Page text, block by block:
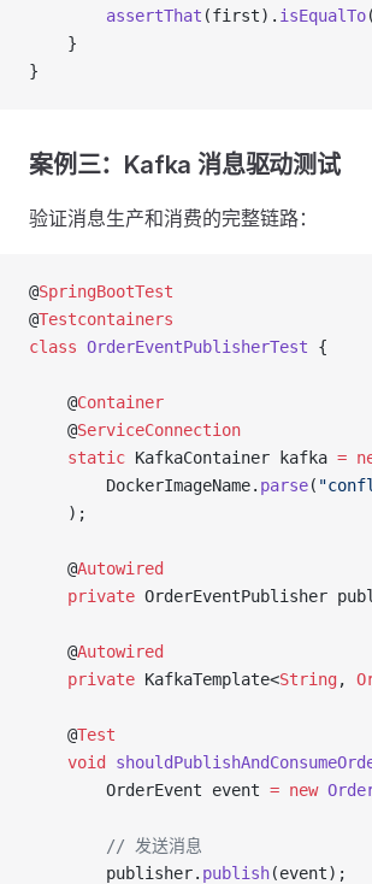
        assertThat
(first). isEqualTo
    }
}
案例三：Kafka 消息驱动测试
验证消息生产和消费的完整链路：
@SpringBootTest
@Testcontainers
class OrderEventPublisherTest {
    @
Container
    @
ServiceConnection
    static
KafkaContainer kafka =
        DockerImageName.
parse(
    );
    @
Autowired
    private
OrderEventPublisher
    @
Autowired
    private
KafkaTemplate<String,
    @
Test
    void
        OrderEvent event
= new
        // 发送消息
        publisher.
publish(event);